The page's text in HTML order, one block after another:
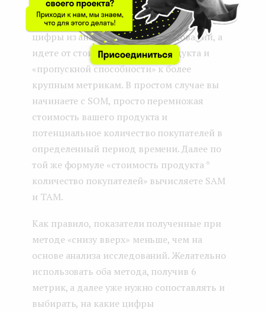
Метод «снизу вверх
» — вы не составляете
цифры из аналитических исследований, а
идете от стоимости вашего продукта и
«пропускной способности» к более
крупным метрикам. В простом случае вы
начинаете с SOM, просто перемножая
стоимость вашего продукта и
потенциальное количество покупателей в
определенный период времени. Далее по
той же формуле «стоимость продукта *
количество покупателей» вычисляете SAM
и TAM.
Как правило, показатели полученные при
методе «снизу вверх» меньше, чем на
основе анализа исследований. Желательно
использовать оба метода, получив 6
метрик, а далее уже нужно сопоставлять и
выбирать, на какие цифры